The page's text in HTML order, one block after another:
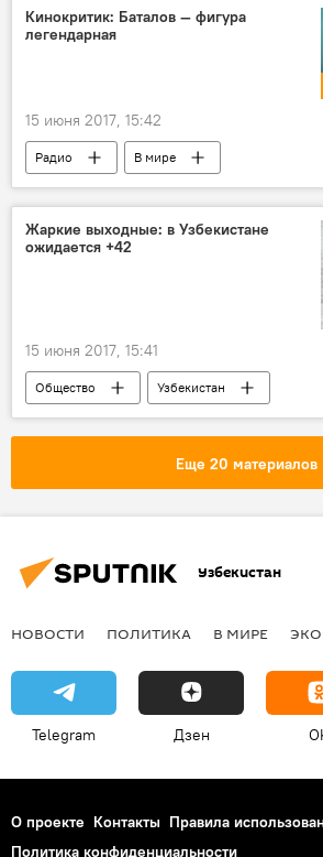
Политика
Кинокритик: Баталов — фигура
легендарная
15 июня 2017, 15:42
Радио В мире
Жаркие выходные: в Узбекистане
ожидается +42
15 июня 2017, 15:41
Общество Узбекистан
Еще 20 материалов
Узбекистан
НОВОСТИ ПОЛИТИКА В МИРЕ
Telegram Дзен
О проекте Контакты Правила
Политика конфиденциальности